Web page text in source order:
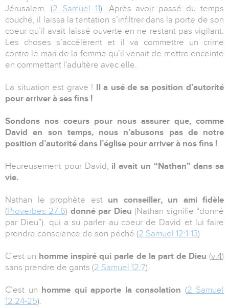
Jérusalem. (2 Samuel 11). Après avoir passé du temps
couché, il laissa la tentation s’infiltrer dans la porte de son
coeur qu’il avait laissé ouverte en ne restant pas vigilant.
Les choses s’accélèrent et il va commettre un crime
contre le mari de la femme qu’il venait de mettre enceinte
en commettant l'adultère avec elle.
La situation est grave !
Il a usé de sa position d’autorité
pour arriver à ses fins !
Sondons nos coeurs pour nous assurer que, comme
David en son temps, nous n’abusons pas de notre
position d’autorité dans l’église pour arriver à nos fins !
Heureusement pour David, il avait un “Nathan” dans sa
vie.
Nathan le prophète est un conseiller, un ami fidèle
(Proverbes 27:6) donné par Dieu (Nathan signifie “donné
par Dieu”). qui a su parler au coeur de David et lui faire
prendre conscience de son péché (2 Samuel 12:1-13)
C’est un homme inspiré qui parle de la part de Dieu (v.4)
sans prendre de gants (2 Samuel 12:7).
C’est un homme qui apporte la consolation (2 Samuel
12:24-25).